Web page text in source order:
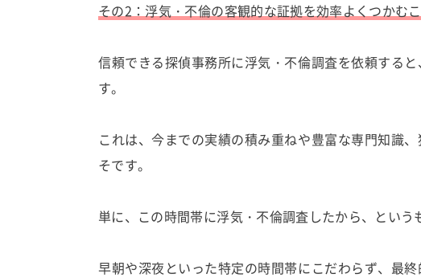
その2：浮気・不倫の客観的な証拠を効率よくつかむ
信頼できる探偵事務所に浮気・不倫調査を依頼する
す。
これは、今までの実績の積み重ねや豊富な専門知識
そです。
単に、この時間帯に浮気・不倫調査したから、という
早朝や深夜といった特定の時間帯にこだわらず、最